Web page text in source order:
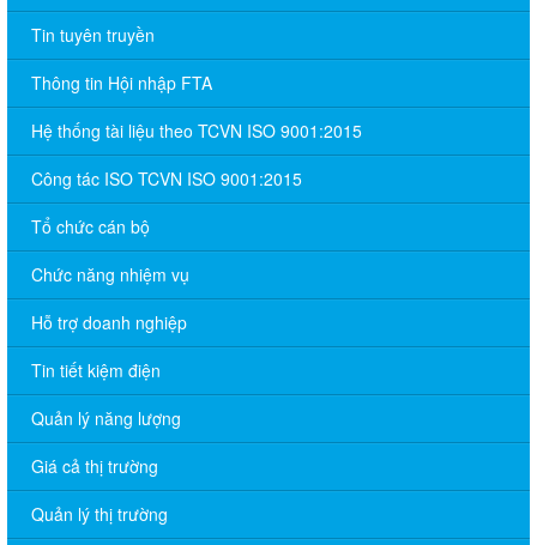
Tin tuyên truyền
Thông tin Hội nhập FTA
Hệ thống tài liệu theo TCVN ISO 9001:2015
Công tác ISO TCVN ISO 9001:2015
Tổ chức cán bộ
Chức năng nhiệm vụ
Hỗ trợ doanh nghiệp
Tin tiết kiệm điện
Quản lý năng lượng
Giá cả thị trường
Quản lý thị trường